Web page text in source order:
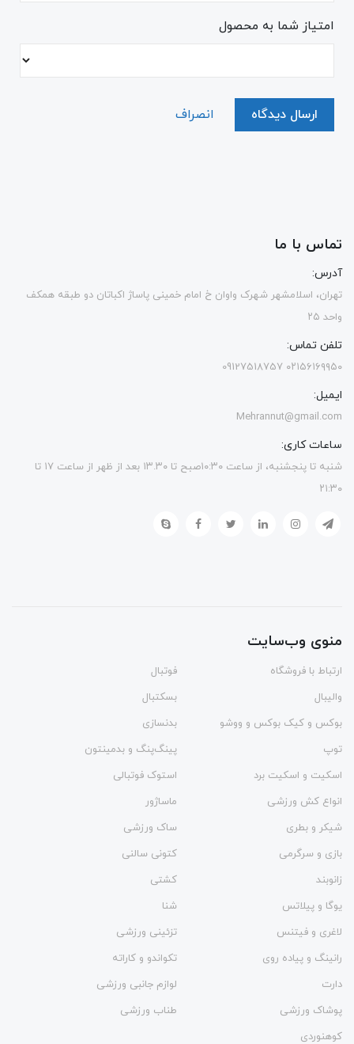
امتیاز شما به محصول
ارسال دیدگاه انصراف
تماس با ما
آدرس:
تهران، اسلامشهر شهرک واوان خ امام خمینی پاساژ اکباتان دو طبقه همکف
واحد ۲۵
تلفن تماس:
۰۲۱۵۶۱۶۹۹۵۰ 09127518757
ایمیل:
Mehrannut@gmail.com
ساعات کاری:
شنبه تا پنجشنبه، از ساعت ۱۰:۳۰صبح تا ۱۳.۳۰ بعد از ظهر از ساعت ۱۷ تا
۲۱:۳۰
منوی وب‌سایت
ارتباط با فروشگاه
فوتبال
والیبال
بسکتبال
بوکس و کیک بوکس و ووشو
بدنسازی
توپ
پینگ‌پنگ و بدمينتون
اسکیت و اسکیت برد
استوک فوتبالی
انواع کش ورزشی
ماساژور
شیکر و بطری
ساک ورزشی
بازی و سرگرمی
کتونی سالنی
زانوبند
کشتی
یوگا و پیلاتس
شنا
لاغری و فیتنس
تزئینی ورزشی
رانینگ و پیاده روی
تکواندو و کاراته
دارت
لوازم جانبی ورزشی
پوشاک ورزشی
طناب ورزشی
کوهنوردی